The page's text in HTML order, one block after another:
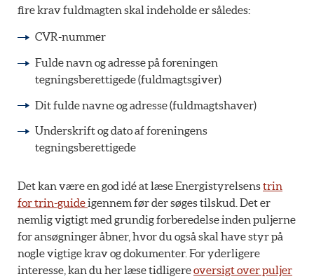
fire krav fuldmagten skal indeholde er således:
CVR-nummer
Fulde navn og adresse på foreningen
tegningsberettigede (fuldmagtsgiver)
Dit fulde navne og adresse (fuldmagtshaver)
Underskrift og dato af foreningens
tegningsberettigede
Det kan være en god idé at læse Energistyrelsenstrin
for trin-guideigennem før der søges tilskud. Det er
nemlig vigtigt med grundig forberedelse inden puljerne
for ansøgninger åbner, hvor du også skal have styr på
nogle vigtige krav og dokumenter. For yderligere
interesse, kan du her læse tidligereoversigt over puljer